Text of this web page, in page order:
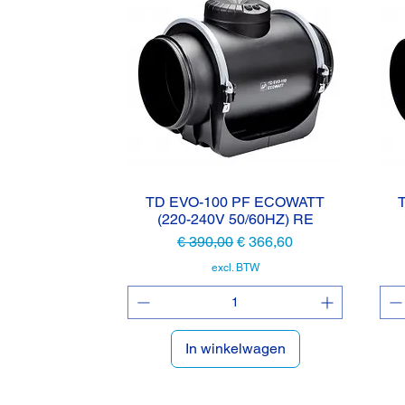
Snel overzicht
TD EVO-100 PF ECOWATT
(220-240V 50/60HZ) RE
Normale prijs
€ 390,00 Verkoopprijs
€ 366,60
excl. BTW
In winkelwagen